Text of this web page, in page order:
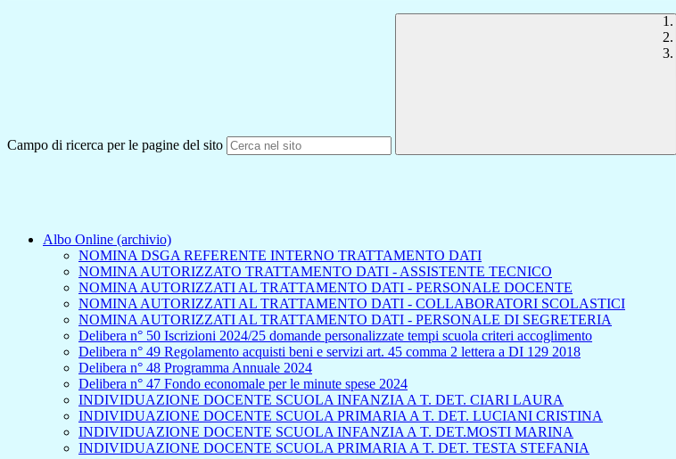
Campo di ricerca per le pagine del sito
Albo Online (archivio)
NOMINA DSGA REFERENTE INTERNO TRATTAMENTO DATI
NOMINA AUTORIZZATO TRATTAMENTO DATI - ASSISTENTE TECNICO
NOMINA AUTORIZZATI AL TRATTAMENTO DATI - PERSONALE DOCENTE
NOMINA AUTORIZZATI AL TRATTAMENTO DATI - COLLABORATORI SCOLASTICI
NOMINA AUTORIZZATI AL TRATTAMENTO DATI - PERSONALE DI SEGRETERIA
Delibera n° 50 Iscrizioni 2024/25 domande personalizzate tempi scuola criteri accoglimento
Delibera n° 49 Regolamento acquisti beni e servizi art. 45 comma 2 lettera a DI 129 2018
Delibera n° 48 Programma Annuale 2024
Delibera n° 47 Fondo economale per le minute spese 2024
INDIVIDUAZIONE DOCENTE SCUOLA INFANZIA A T. DET. CIARI LAURA
INDIVIDUAZIONE DOCENTE SCUOLA PRIMARIA A T. DET. LUCIANI CRISTINA
INDIVIDUAZIONE DOCENTE SCUOLA INFANZIA A T. DET.MOSTI MARINA
INDIVIDUAZIONE DOCENTE SCUOLA PRIMARIA A T. DET. TESTA STEFANIA